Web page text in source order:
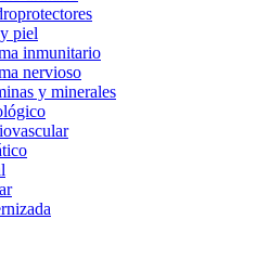
piel
inmunitario
nervioso
y minerales